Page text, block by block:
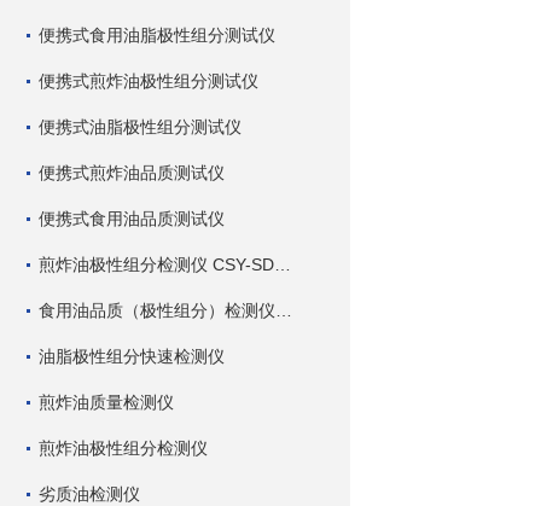
便携式食用油脂极性组分测试仪
便携式煎炸油极性组分测试仪
便携式油脂极性组分测试仪
便携式煎炸油品质测试仪
便携式食用油品质测试仪
油脂极性组分快速检测仪
煎炸油质量检测仪
煎炸油极性组分检测仪
劣质油检测仪